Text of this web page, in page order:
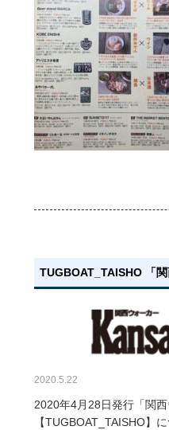
TUGBOAT_TAISHO 「関
2020.5.22
2020年4月28日発行「関西
【TUGBOAT_TAISHO】